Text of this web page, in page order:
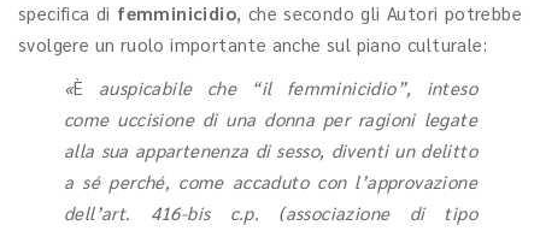
specifica di femminicidio, che secondo gli Autori potrebbe
svolgere un ruolo importante anche sul piano culturale:
«È auspicabile che “il femminicidio”, inteso
come uccisione di una donna per ragioni legate
alla sua appartenenza di sesso, diventi un delitto
a sé perché, come accaduto con l’approvazione
dell’art. 416-bis c.p. (associazione di tipo